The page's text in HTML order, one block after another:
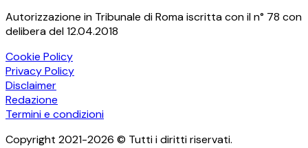
Autorizzazione in Tribunale di Roma iscritta con il n° 78 con
delibera del 12.04.2018
Cookie Policy
Privacy Policy
Disclaimer
Redazione
Termini e condizioni
Copyright 2021-2026 © Tutti i diritti riservati.